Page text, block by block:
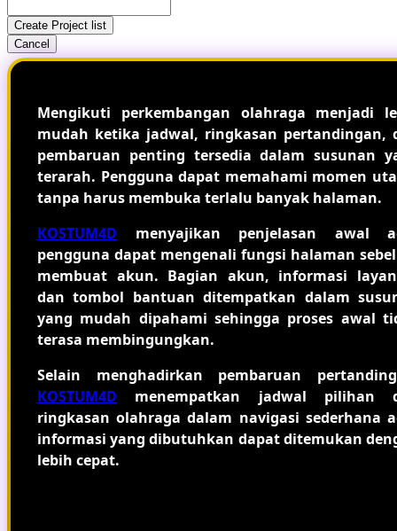
Create Project list
Cancel
Mengikuti perkembangan olahraga menjadi
mudah ketika jadwal, ringkasan pertandingan,
pembaruan penting tersedia dalam susunan
terarah. Pengguna dapat memahami momen
tanpa harus membuka terlalu banyak halaman.
KOSTUM4D menyajikan penjelasan awal
pengguna dapat mengenali fungsi halaman
membuat akun. Bagian akun, informasi
dan tombol bantuan ditempatkan dalam
yang mudah dipahami sehingga proses awal
terasa membingungkan.
Selain menghadirkan pembaruan
KOSTUM4D menempatkan jadwal pilihan
ringkasan olahraga dalam navigasi sederhana
informasi yang dibutuhkan dapat ditemukan
lebih cepat.